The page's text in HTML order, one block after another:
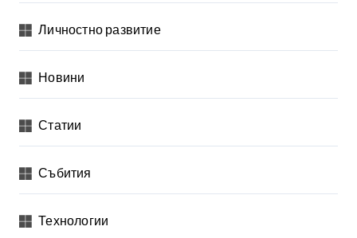
Личностно развитие
Новини
Статии
Събития
Технологии